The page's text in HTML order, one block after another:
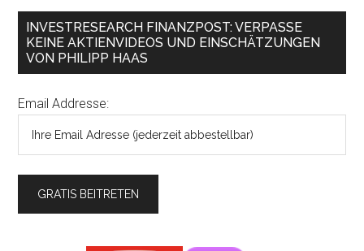
INVESTRESEARCH FINANZPOST: VERPASSE
KEINE AKTIENVIDEOS UND EINSCHÄTZUNGEN
VON PHILIPP HAAS
Email Addresse: